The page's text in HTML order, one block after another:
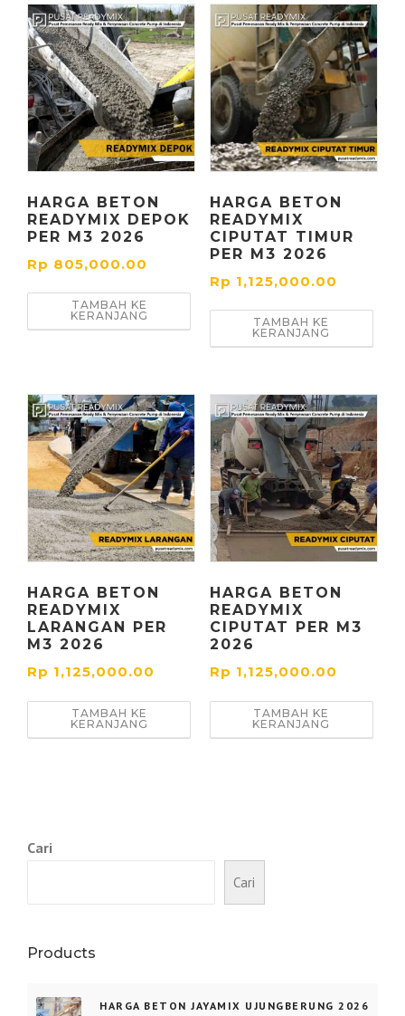
HARGA BETON
READYMIX DEPOK
PER M3 2026
Rp 805,000.00
TAMBAH KE
KERANJANG
HARGA BETON
READYMIX
CIPUTAT TIMUR
PER M3 2026
Rp 1,125,000.00
TAMBAH KE
KERANJANG
HARGA BETON
READYMIX
LARANGAN PER
M3 2026
Rp 1,125,000.00
TAMBAH KE
KERANJANG
HARGA BETON
READYMIX
CIPUTAT PER M3
2026
Rp 1,125,000.00
TAMBAH KE
KERANJANG
Cari
Cari
Products
HARGA BETON JAYAMIX UJUNGBERUNG 2026